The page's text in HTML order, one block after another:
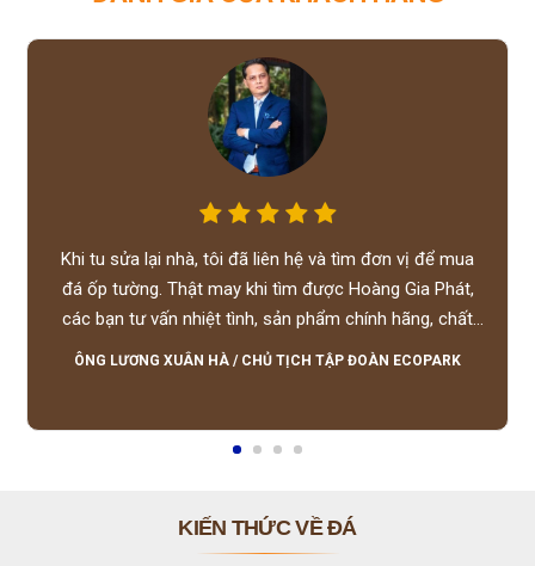
Khi tu sửa lại nhà, tôi đã liên hệ và tìm đơn vị để mua
đá ốp tường. Thật may khi tìm được Hoàng Gia Phát,
các bạn tư vấn nhiệt tình, sản phẩm chính hãng, chất
lượng tốt, giá hợp lý, hỗ trợ tận tình.
ÔNG LƯƠNG XUÂN HÀ / CHỦ TỊCH TẬP ĐOÀN ECOPARK
KIẾN THỨC VỀ ĐÁ